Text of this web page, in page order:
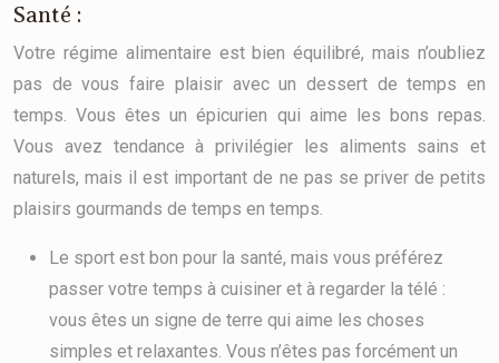
Santé :
Votre régime alimentaire est bien équilibré, mais n’oubliez
pas de vous faire plaisir avec un dessert de temps en
temps. Vous êtes un épicurien qui aime les bons repas.
Vous avez tendance à privilégier les aliments sains et
naturels, mais il est important de ne pas se priver de petits
plaisirs gourmands de temps en temps.
Le sport est bon pour la santé, mais vous préférez
passer votre temps à cuisiner et à regarder la télé :
vous êtes un signe de terre qui aime les choses
simples et relaxantes. Vous n’êtes pas forcément un